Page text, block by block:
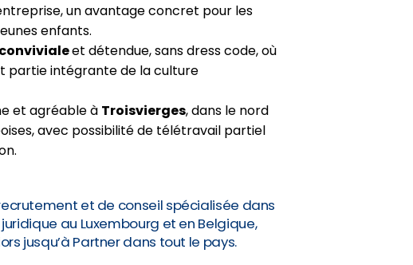
un avantage concret pour les
enfants.
et détendue, sans dress code, où
partie intégrante de la culture
et agréable à Troisvierges, dans le nord
avec possibilité de télétravail partiel
et de conseil spécialisée dans
au Luxembourg et en Belgique,
jusqu’à Partner dans tout le pays.